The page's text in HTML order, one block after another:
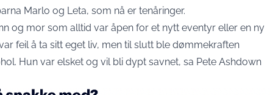
Marlo og Leta, som nå er tenåringer.
og mor som alltid var åpen for et nytt eventyr eller en ny
feil å ta sitt eget liv, men til slutt ble dømmekraften
Hun var elsket og vil bli dypt savnet, sa Pete Ashdown